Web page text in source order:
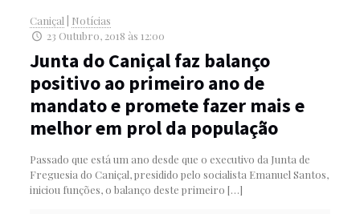
Caniçal| Notícias
23 Outubro, 2018 às 12:00
Junta do Caniçal faz balanço
positivo ao primeiro ano de
mandato e promete fazer mais e
melhor em prol da população
Passado que está um ano desde que o executivo da Junta de
Freguesia do Caniçal, presidido pelo socialista Emanuel Santos,
iniciou funções, o balanço deste primeiro […]